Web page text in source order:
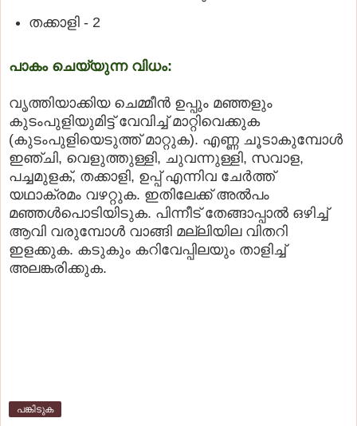
തക്കാളി - 2
പാകം ചെയ്യുന്ന വിധം:
വൃത്തിയാക്കിയ ചെമ്മീന്‍ ഉപ്പും മഞ്ഞളും
കുടംപുളിയുമിട്ട് വേവിച്ച് മാറ്റിവെക്കുക
(കുടംപുളിയെടുത്ത് മാറ്റുക). എണ്ണ ചൂടാകുമ്പോള്‍
ഇഞ്ചി, വെളുത്തുള്ളി, ചുവന്നുള്ളി, സവാള,
പച്ചമുളക്, തക്കാളി, ഉപ്പ് എന്നിവ ചേര്‍ത്ത്
യഥാക്രമം വഴറ്റുക. ഇതിലേക്ക് അല്‍പം
മഞ്ഞള്‍പൊടിയിടുക. പിന്നീട് തേങ്ങാപ്പാല്‍ ഒഴിച്ച്
ആവി വരുമ്പോള്‍ വാങ്ങി മല്ലിയില വിതറി
ഇളക്കുക. കടുകും കറിവേപ്പിലയും താളിച്ച്
അലങ്കരിക്കുക.
പങ്കിടുക